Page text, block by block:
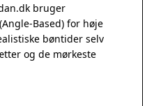
bruger
Based) for høje
bøntider selv
og de mørkeste